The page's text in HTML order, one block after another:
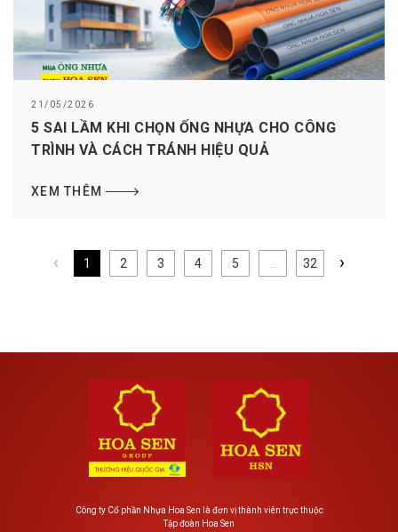
21/05/2026
5 SAI LẦM KHI CHỌN ỐNG NHỰA CHO CÔNG
TRÌNH VÀ CÁCH TRÁNH HIỆU QUẢ
XEM THÊM
‹ 1 2 3 4 5 32 ›
Công ty Cổ phần Nhựa Hoa Sen là đơn vị thành viên trực thuộc
Tập đoàn Hoa Sen